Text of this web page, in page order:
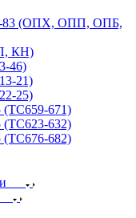
83 (ОПХ, ОПП, ОПБ,
КН)
46)
21)
25)
(ТС659-671)
(ТС623-632)
(ТС676-682)